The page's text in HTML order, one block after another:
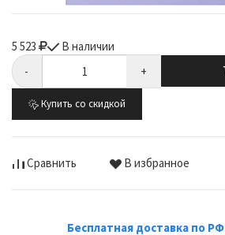
5 523
В наличии
-
+
Купить со скидкой
Сравнить В избранное
Бесплатная доставка по РФ